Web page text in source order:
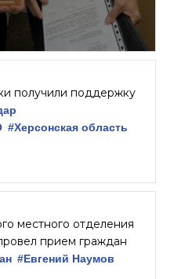
получили поддержку
#Херсонская область
местного отделения
прием граждан
#Евгений Наумов